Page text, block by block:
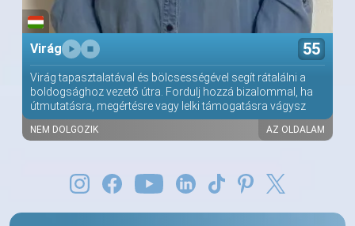
Virág 55
Virág tapasztalatával és bölcsességével segít rátalálni a
boldogsághoz vezető útra. Fordulj hozzá bizalommal, ha
útmutatásra, megértésre vagy lelki támogatásra vágysz
NEM DOLGOZIK AZ OLDALAM